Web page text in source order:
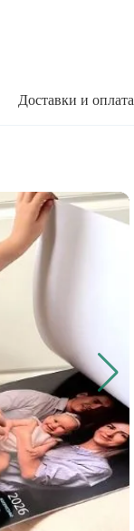
Доставки и оплата